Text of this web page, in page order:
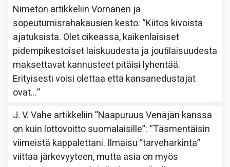
Nimetön artikkeliinVornanen ja
sopeutumisrahakausien kesto: “Kiitos kivoista
ajatuksista. Olet oikeassa, kaikenlaisiset
pidempikestoiset laiskuudesta ja joutilaisuudesta
maksettavat kannusteet pitäisi lyhentää.
Erityisesti voisi olettaa että kansanedustajat
ovat…”
J. V. Vahe artikkeliin”Naapuruus Venäjän kanssa
on kuin lottovoitto suomalaisille”: “Täsmentäisin
viimeistä kappalettani. Ilmaisu ”tarveharkinta”
viittaa järkevyyteen, mutta asia on myös